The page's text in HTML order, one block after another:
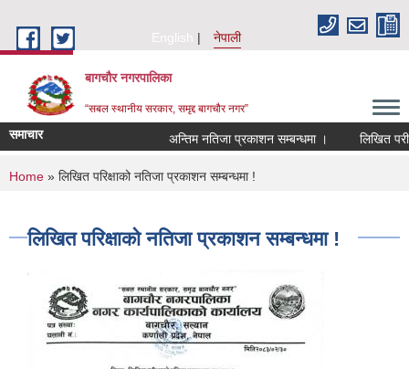
English
नेपाली
बागचौर नगरपालिका
“सबल स्थानीय सरकार, समृद्द बागचौर नगर”
समाचार अन्तिम नतिजा प्रकाशन सम्बन्धमा । लिखित
You are here
Home » लिखित परिक्षाको नतिजा प्रकाशन सम्बन्धमा !
लिखित परिक्षाको नतिजा प्रकाशन सम्बन्धमा !